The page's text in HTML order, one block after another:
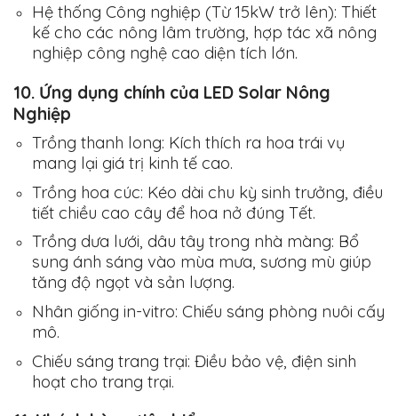
Hệ thống Công nghiệp (Từ 15kW trở lên): Thiết
kế cho các nông lâm trường, hợp tác xã nông
nghiệp công nghệ cao diện tích lớn.
10. Ứng dụng chính của LED Solar Nông
Nghiệp
Trồng thanh long: Kích thích ra hoa trái vụ
mang lại giá trị kinh tế cao.
Trồng hoa cúc: Kéo dài chu kỳ sinh trưởng, điều
tiết chiều cao cây để hoa nở đúng Tết.
Trồng dưa lưới, dâu tây trong nhà màng: Bổ
sung ánh sáng vào mùa mưa, sương mù giúp
tăng độ ngọt và sản lượng.
Nhân giống in-vitro: Chiếu sáng phòng nuôi cấy
mô.
Chiếu sáng trang trại: Điều bảo vệ, điện sinh
hoạt cho trang trại.